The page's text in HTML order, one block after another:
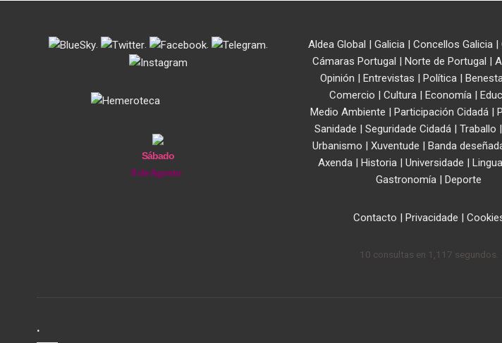
. . . .
Sábado
8 de Agosto
Aldea Global | Galicia| Concellos Galicia|
Cámaras Portugal | Norte de Portugal |
Opinión | Entrevistas | Política|
Comercio | Cultura | Economía |
Medio Ambiente | Participación Cidadá|
Sanidade | Seguridade Cidadá | Traballo |
Urbanismo | Xuventude | Banda
Axenda| Historia| Universidade | Lingua
Gastronomía | Deporte
Contacto | Privacidade |
10 consultas en 1,117 segundos.
.